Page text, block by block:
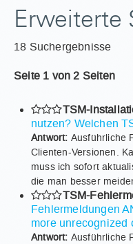
Erweiterte
18 Suchergebnisse
Seite 1 von 2 Seiten
TSM-
nutzen? Welchen
Antwort: Ausführliche
Clienten-Versionen.
muss ich sofort
die man besser
TSM-
Fehlermeldungen
more unrecognized
Antwort: Ausführliche